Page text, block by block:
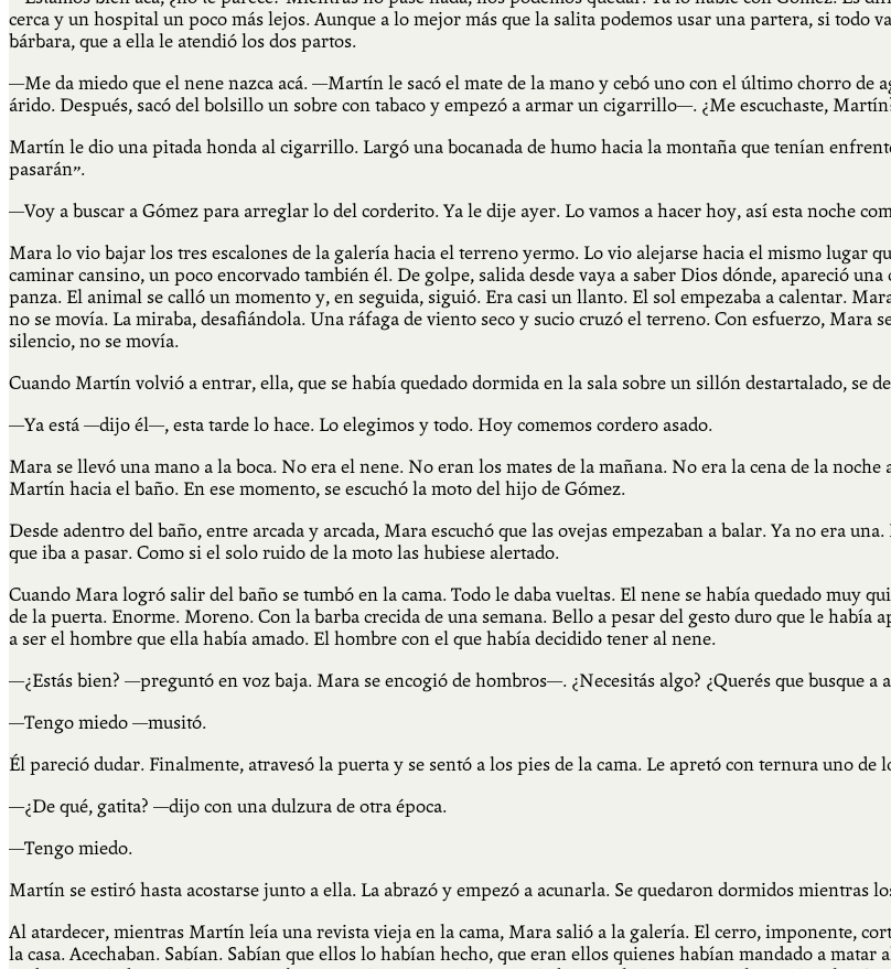
cerca y un hospital un poco más lejos. Aunque a lo mejor más que la salita podemos usar una partera, si todo
bárbara, que a ella le atendió los dos partos.
—Me da miedo que el nene nazca acá. —Martín le sacó el mate de la mano y cebó uno con el último chorro de
árido. Después, sacó del bolsillo un sobre con tabaco y empezó a armar un cigarrillo—. ¿Me escuchaste,
Martín le dio una pitada honda al cigarrillo. Largó una bocanada de humo hacia la montaña que tenían
pasarán”.
—Voy a buscar a Gómez para arreglar lo del corderito. Ya le dije ayer. Lo vamos a hacer hoy, así esta noche
Mara lo vio bajar los tres escalones de la galería hacia el terreno yermo. Lo vio alejarse hacia el mismo lugar
caminar cansino, un poco encorvado también él. De golpe, salida desde vaya a saber Dios dónde, apareció
panza. El animal se calló un momento y, en seguida, siguió. Era casi un llanto. El sol empezaba a calentar.
no se movía. La miraba, desafiándola. Una ráfaga de viento seco y sucio cruzó el terreno. Con esfuerzo, Mara
silencio, no se movía.
Cuando Martín volvió a entrar, ella, que se había quedado dormida en la sala sobre un sillón destartalado, se
—Ya está —dijo él—, esta tarde lo hace. Lo elegimos y todo. Hoy comemos cordero asado.
Mara se llevó una mano a la boca. No era el nene. No eran los mates de la mañana. No era la cena de la
Martín hacia el baño. En ese momento, se escuchó la moto del hijo de Gómez.
Desde adentro del baño, entre arcada y arcada, Mara escuchó que las ovejas empezaban a balar. Ya no era
que iba a pasar. Como si el solo ruido de la moto las hubiese alertado.
Cuando Mara logró salir del baño se tumbó en la cama. Todo le daba vueltas. El nene se había quedado muy
de la puerta. Enorme. Moreno. Con la barba crecida de una semana. Bello a pesar del gesto duro que le había
a ser el hombre que ella había amado. El hombre con el que había decidido tener al nene.
—¿Estás bien? —preguntó en voz baja. Mara se encogió de hombros—. ¿Necesitás algo? ¿Querés que busque a
—Tengo miedo —musitó.
Él pareció dudar. Finalmente, atravesó la puerta y se sentó a los pies de la cama. Le apretó con ternura uno de
—¿De qué, gatita? —dijo con una dulzura de otra época.
—Tengo miedo.
Martín se estiró hasta acostarse junto a ella. La abrazó y empezó a acunarla. Se quedaron dormidos mientras
Al atardecer, mientras Martín leía una revista vieja en la cama, Mara salió a la galería. El cerro, imponente,
la casa. Acechaban. Sabían. Sabían que ellos lo habían hecho, que eran ellos quienes habían mandado a